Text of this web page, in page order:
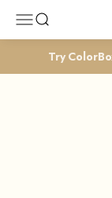
メニューを開く
検索を開く
Try